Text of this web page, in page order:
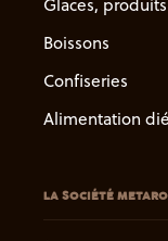
Boissons
Confiseries
Alimentation
LA SOCIÉTÉ